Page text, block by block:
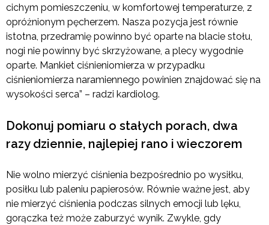
cichym pomieszczeniu, w komfortowej temperaturze, z
opróżnionym pęcherzem. Nasza pozycja jest równie
istotna, przedramię powinno być oparte na blacie stołu,
nogi nie powinny być skrzyżowane, a plecy wygodnie
oparte. Mankiet ciśnieniomierza w przypadku
ciśnieniomierza naramiennego powinien znajdować się na
wysokości serca” – radzi kardiolog.
Dokonuj pomiaru o stałych porach, dwa
razy dziennie, najlepiej rano i wieczorem
Nie wolno mierzyć ciśnienia bezpośrednio po wysiłku,
posiłku lub paleniu papierosów. Równie ważne jest, aby
nie mierzyć ciśnienia podczas silnych emocji lub lęku,
gorączka też może zaburzyć wynik. Zwykle, gdy